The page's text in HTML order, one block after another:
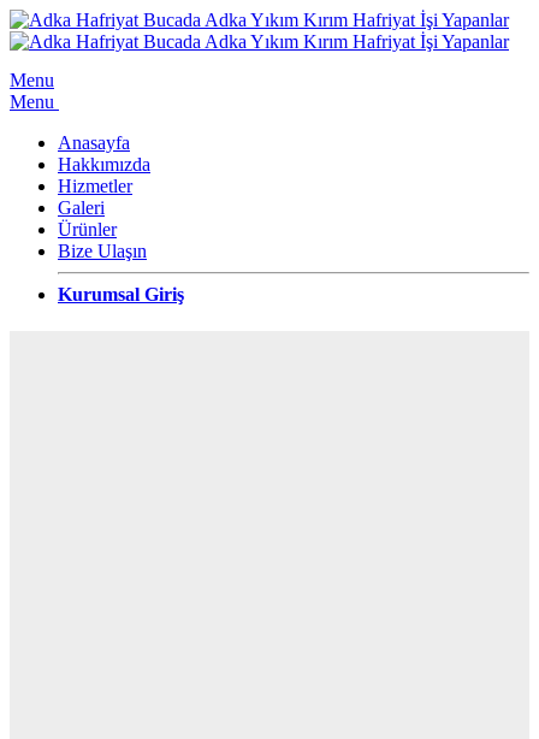
Menu
Menu
Anasayfa
Hakkımızda
Hizmetler
Galeri
Ürünler
Bize Ulaşın
Kurumsal Giriş